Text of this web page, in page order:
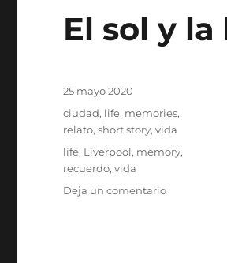
El sol y
Publicado
el
25 mayo 2020
Categorías
ciudad, life, memories,
relato,short story,vida
Etiquetas
life, Liverpool, memory,
recuerdo,vida
Deja un comentarioen